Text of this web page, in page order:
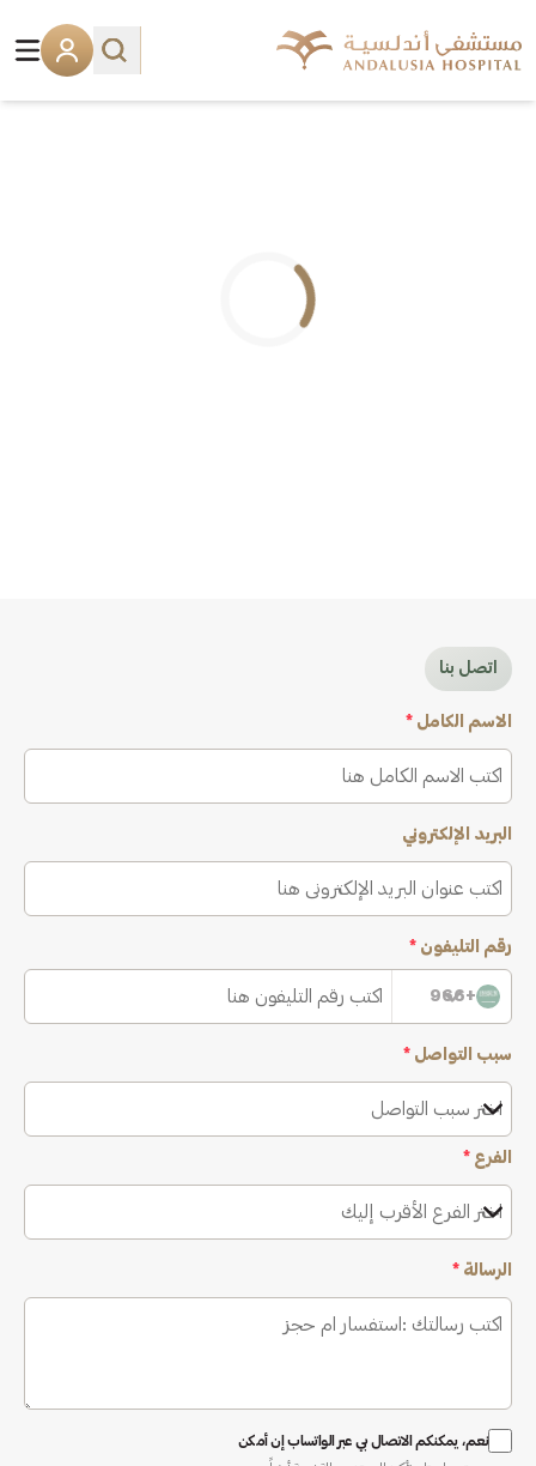
اتصل بنا
الاسم الكامل *
البريد الإلكتروني
رقم التليفون *
+966
سبب التواصل *
اختر سبب التواصل
الفرع *
اختر الفرع الأقرب إليك
الرسالة *
نعم، يمكنكم الاتصال بي عبر الواتساب إن أمكن